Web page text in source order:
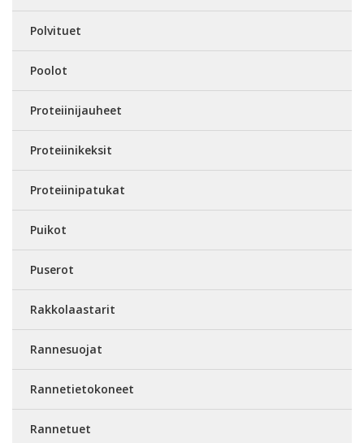
Polvituet
Poolot
Proteiinijauheet
Proteiinikeksit
Proteiinipatukat
Puikot
Puserot
Rakkolaastarit
Rannesuojat
Rannetietokoneet
Rannetuet